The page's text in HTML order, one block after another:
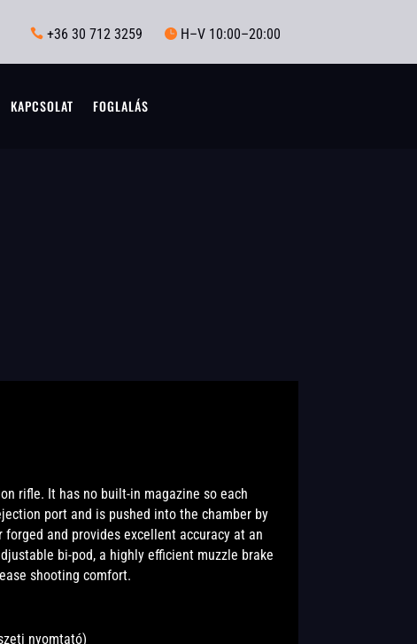
 +36 30 712 3259  H–V 10:00–20:00
KAPCSOLAT FOGLALÁS
rifle. It has no built-in magazine so each
port and is pushed into the chamber by
and provides excellent accuracy at an
bi-pod, a highly efficient muzzle brake
shooting comfort.
nyomtató)